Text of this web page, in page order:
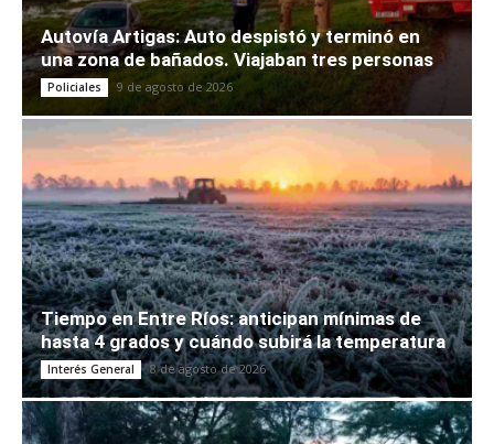
Autovía Artigas: Auto despistó y terminó en
una zona de bañados. Viajaban tres personas
Policiales 9 de agosto de 2026
Tiempo en Entre Ríos: anticipan mínimas de
hasta 4 grados y cuándo subirá la temperatura
Interés General 8 de agosto de 2026